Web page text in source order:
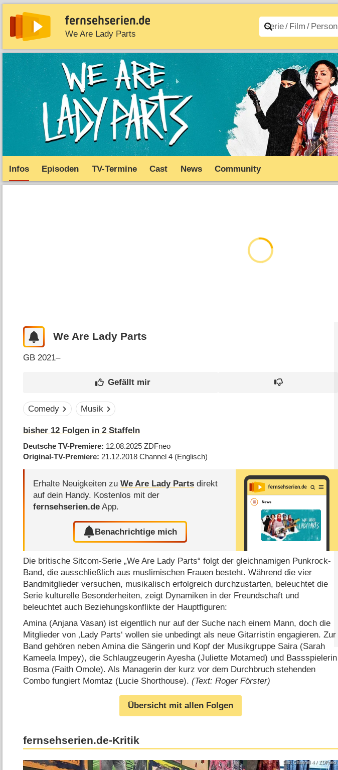
We Are Lady Parts
News Entdecken Streaming Filme A–Z
Infos Episoden TV-Termine Cast News Community
We Are Lady Parts
GB 2021–
Comedy Musik
bisher 12 Folgen in2 Staffeln
Deutsche TV-Premiere 12.08.2025ZDFneo
Original-TV-Premiere 21.12.2018Channel 4 (Englisch)
Erhalte Neuigkeiten zuWe Are Lady Parts direkt
auf dein Handy. Kostenlos mit der
fernsehserien.de App.
Benachrichtige mich
Die britische Sitcom-Serie „We Are Lady Parts“ folgt der gleichnamigen Punkrock-
Band, die ausschließlich aus muslimischen Frauen besteht. Während die vier
Bandmitglieder versuchen, musikalisch erfolgreich durchzustarten, beleuchtet die
Serie kulturelle Besonderheiten, zeigt Dynamiken in der Freundschaft und
beleuchtet auch Beziehungskonflikte der Hauptfiguren:
Amina (Anjana Vasan) ist eigentlich nur auf der Suche nach einem Mann, doch die
Mitglieder von ‚Lady Parts‘ wollen sie unbedingt als neue Gitarristin engagieren. Zur
Band gehören neben Amina die Sängerin und Kopf der Musikgruppe Saira (Sarah
Kameela Impey), die Schlaugzeugerin Ayesha (Juliette Motamed) und Bassspielerin
Bosma (Faith Omole). Als Managerin der kurz vor dem Durchbruch stehenden
Combo fungiert Momtaz (Lucie Shorthouse).(Text: Roger Förster)
Übersicht mit allen Folgen
fernsehserien.de-Kritik
Bild: Channel 4 / ZDFneo